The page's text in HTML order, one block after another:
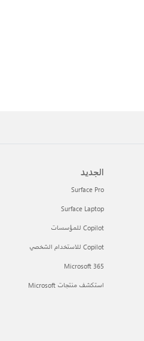
الجديد
Surface Pro
Surface Laptop
Copilot للمؤسسات
Copilot للاستخدام الشخصي
Microsoft 365
استكشف منتجات Microsoft